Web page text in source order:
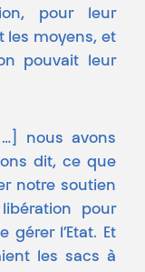
pour leur
les moyens, et
pouvait leur
nous avons
dit, ce que
notre soutien
pour
gérer l’Etat. Et
les sacs à